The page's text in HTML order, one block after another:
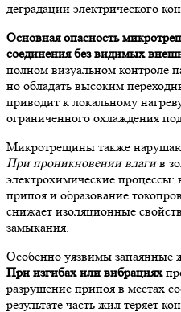
деградации электрического
Основная опасность
соединения без видимых
полном визуальном контроле
но обладать высоким
приводит к локальному
ограниченного охлаждения
Микротрещины также
При проникновении влагив
электрохимические процессы:
припоя и образование
снижает изоляционные
замыкания.
Особенно уязвимы
При изгибах или вибрациях
разрушение припоя в местах
результате часть жил теряет